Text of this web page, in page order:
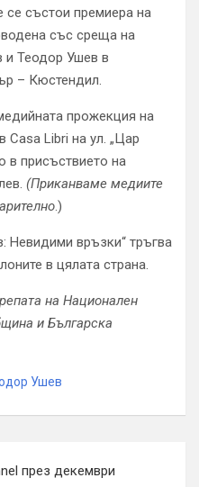
състои премиера на
със среща на
и Теодор Ушев в
– Кюстендил.
прожекция на
Libri на ул. „Цар
в присъствието на
(Приканваме медиите
.)
Невидими връзки“ тръгва
в цялата страна.
на Национален
и Българска
Ушев
през декември